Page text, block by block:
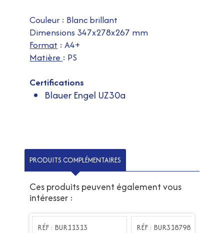
Couleur : Blanc brillant
Dimensions 347x278x267 mm
Format : A4+
Matière : PS
Certifications
Blauer Engel UZ30a
PRODUITS COMPLÉMENTAIRES
Ces produits peuvent également vous
intéresser :
RÉF : BUR11313 RÉF : BUR318798